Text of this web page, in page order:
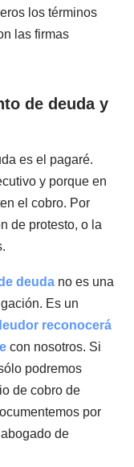
pagar por ellos. No
un procedimiento
internos. No
deben pagar por los
No
puesto que no existe
cuyas firmas
De acuerdo a
con los
pública.
contratos es el